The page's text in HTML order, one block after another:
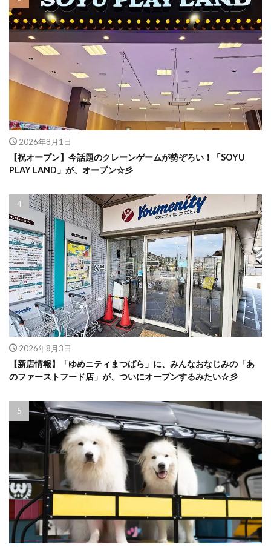
2026年8月1日
【祝オープン】今話題のクレーンゲームが勢ぞろい！「SOYU
PLAY LAND」が、オープン☆彡
2026年8月3日
【新店情報】「ゆめニティまつばら」に、みんなおなじみの「あ
のファーストフード店」が、ついにオープンするみたい☆彡